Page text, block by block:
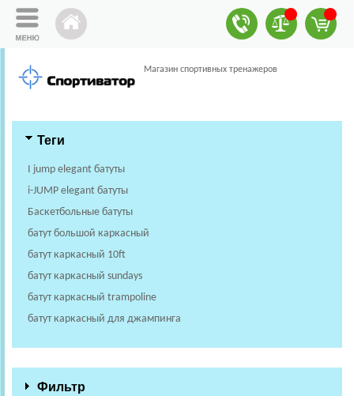
Магазин спортивных тренажеров
Теги
I jump elegant батуты
i-JUMP elegant батуты
Баскетбольные батуты
батут большой каркасный
батут каркасный 10ft
батут каркасный sundays
батут каркасный trampoline
батут каркасный для джампинга
Фильтр